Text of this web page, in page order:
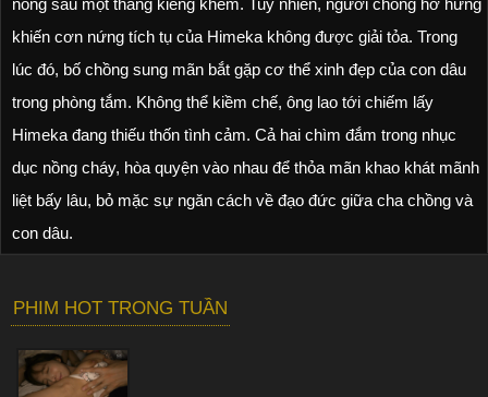
nóng sau một tháng kiêng khem. Tuy nhiên, người chồng hờ hững
khiến cơn nứng tích tụ của Himeka không được giải tỏa. Trong
lúc đó, bố chồng sung mãn bắt gặp cơ thể xinh đẹp của con dâu
trong phòng tắm. Không thể kiềm chế, ông lao tới chiếm lấy
Himeka đang thiếu thốn tình cảm. Cả hai chìm đắm trong nhục
dục nồng cháy, hòa quyện vào nhau để thỏa mãn khao khát mãnh
liệt bấy lâu, bỏ mặc sự ngăn cách về đạo đức giữa cha chồng và
con dâu.
PHIM HOT TRONG TUẦN